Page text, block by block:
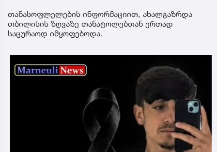
თანასოფლელების ინფორმაციით, ახალგაზრდა
თბილისის ზღვაზე თანატოლებთან ერთად
საცურაოდ იმყოფებოდა.